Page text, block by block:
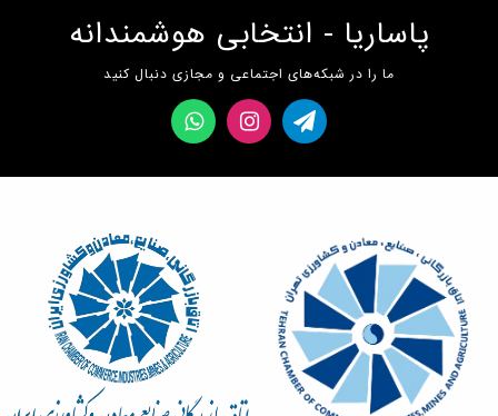
پاساریا - انتخابی هوشمندانه
ما را در شبکه‌های اجتماعی و مجازی دنبال کنید